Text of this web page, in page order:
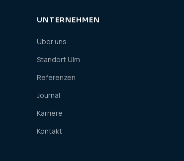
UNTERNEHMEN
Über uns
Standort Ulm
Referenzen
Journal
Karriere
Kontakt